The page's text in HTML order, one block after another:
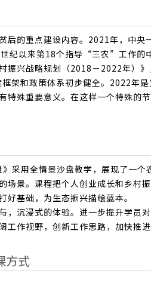
后的重点建设内容。2021年，中
纪以来第18个指导“三农”工作的
振兴战略规划（2018－2022年）
架和政策体系初步健全。2022年
殊重要意义。在这样一个特殊的
》采用全情景沙盘教学，展现了一
场景。课程把个人创业成长和乡村
好基础，为生态振兴描绘蓝本。
，沉浸式的体验。进一步提升学员
工作视野，创新工作思路，加快推
方式